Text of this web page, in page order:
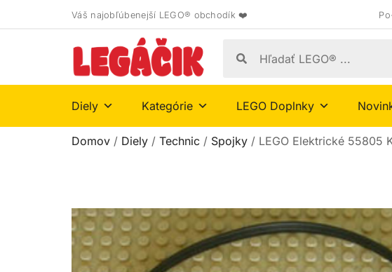
Váš najobľúbenejší LEGO® obchodík ❤️
Diely Kategórie LEGO Doplnky
Domov / Diely / Technic / Spojky / LEGO Elektrické 55805